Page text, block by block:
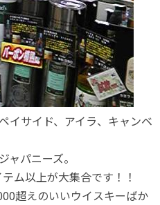
イサイド、アイラ、キャンベ
ャパニーズ。
ム以上が大集合です！！
超えのいいウイスキーばか